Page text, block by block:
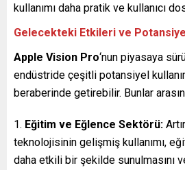
kullanımı daha pratik ve kullanıcı
Gelecekteki Etkileri ve
Apple Vision Pro‘nun piyasaya
endüstride çeşitli potansiyel
beraberinde getirebilir. Bunlar
Eğitim ve Eğlence Sektörü:
teknolojisinin gelişmiş kullanımı,
daha etkili bir şekilde sunulmasını